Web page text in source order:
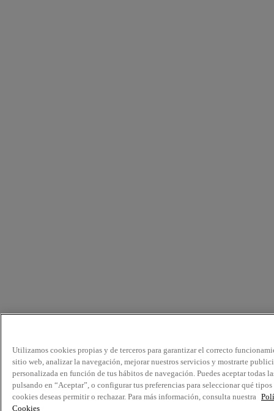
Utilizamos cookies propias y de terceros para garantizar el correcto
sitio web, analizar la navegación, mejorar nuestros servicios y mostrarte
personalizada en función de tus hábitos de navegación. Puedes aceptar todas
pulsando en “Aceptar”, o configurar tus preferencias para seleccionar qué tipos
cookies deseas permitir o rechazar. Para más información, consulta nuestra
Cookies